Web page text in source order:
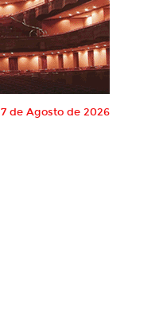
7 de Agosto de 2026